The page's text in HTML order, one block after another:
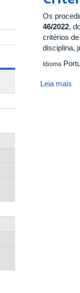
Os
46/2022,
critérios
disciplina,
Idioma
Leia mais